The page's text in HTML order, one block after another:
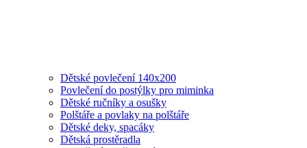
Dětské povlečení 140x200
Povlečení do postýlky pro miminka
Dětské ručníky a osušky
Polštáře a povlaky na polštáře
Dětské deky, spacáky
Dětská prostěradla